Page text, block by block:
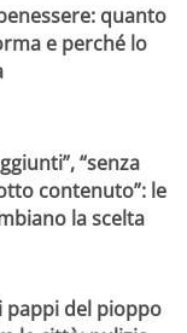
quanto
e perché lo
“senza
contenuto”: le
la scelta
pappi del pioppo